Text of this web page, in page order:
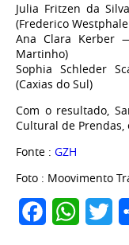
Julia Fritzen da
(Frederico
Ana Clara Kerber
Martinho)
Sophia Schleder
(Caxias do Sul)
Com o resultado,
Cultural de Prendas,
Fonte : GZH
Foto : Moovimento
Facebook